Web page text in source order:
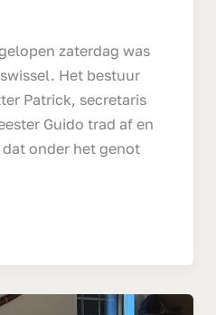
zaterdag was
Het bestuur
Patrick, secretaris
Guido trad af en
onder het genot